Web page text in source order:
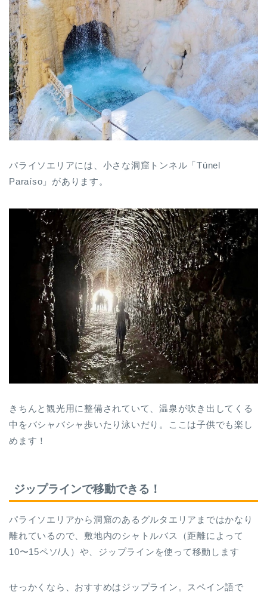
パライソエリアには、小さな洞窟トンネル「Túnel
Paraíso」があります。
きちんと観光用に整備されていて、温泉が吹き出してくる
中をバシャバシャ歩いたり泳いだり。ここは子供でも楽し
めます！
ジップラインで移動できる！
パライソエリアから洞窟のあるグルタエリアまではかなり
離れているので、敷地内のシャトルバス（距離によって
10〜15ペソ/人）や、ジップラインを使って移動します
せっかくなら、おすすめはジップライン。スペイン語で